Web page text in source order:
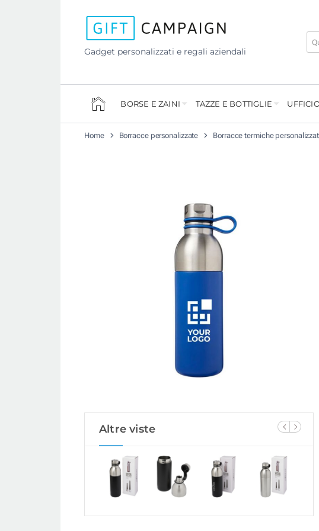
Gadget personalizzati e regali aziendali
BORSE E ZAINI TAZZE E BOTTIGLIE
Home Borracce personalizzate Borracce termiche
Altre viste